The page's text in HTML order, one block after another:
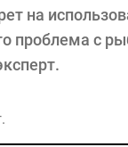
на
проблема с